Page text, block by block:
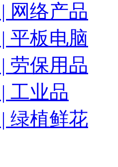
网络产品
平板电脑
劳保用品
工业品
绿植鲜花